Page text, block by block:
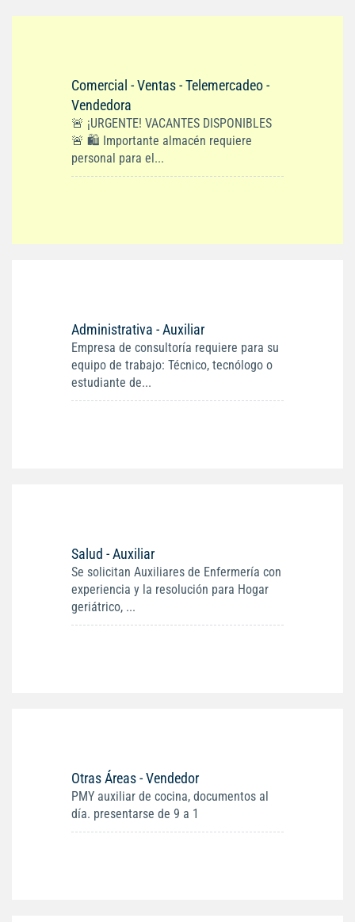
Comercial - Ventas - Telemercadeo -
Vendedora
🚨 ¡URGENTE! VACANTES DISPONIBLES
🚨 🛍️ Importante almacén requiere
personal para el...
Administrativa - Auxiliar
Empresa de consultoría requiere para su
equipo de trabajo: Técnico, tecnólogo o
estudiante de...
Salud - Auxiliar
Se solicitan Auxiliares de Enfermería con
experiencia y la resolución para Hogar
geriátrico, ...
Otras Áreas - Vendedor
PMY auxiliar de cocina, documentos al
día. presentarse de 9 a 1